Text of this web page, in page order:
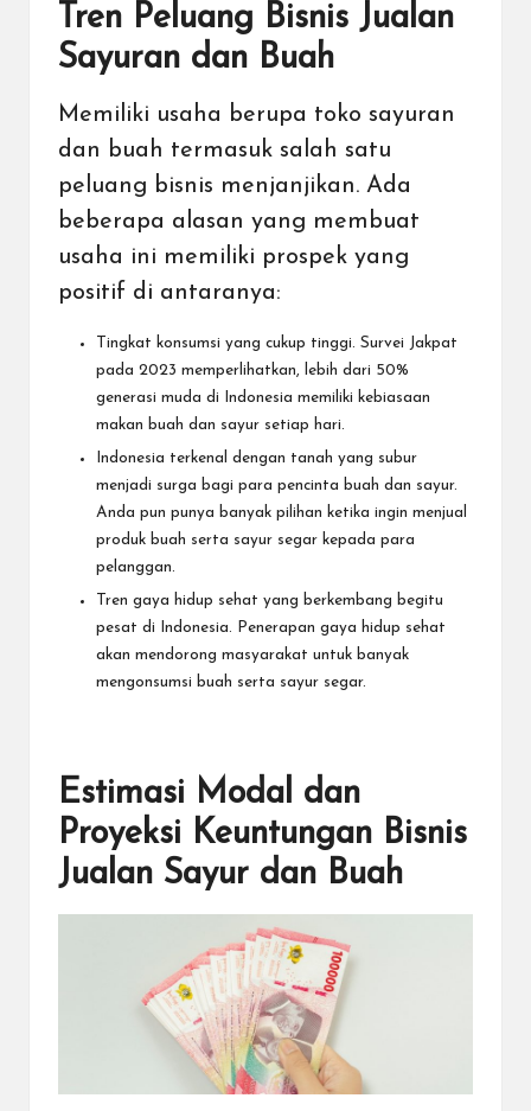
Tren Peluang Bisnis Jualan
Sayuran dan Buah
Memiliki usaha berupa toko sayuran
dan buah termasuk salah satu
peluang bisnis menjanjikan. Ada
beberapa alasan yang membuat
usaha ini memiliki prospek yang
positif di antaranya:
Tingkat konsumsi yang cukup tinggi. Survei Jakpat
pada 2023 memperlihatkan, lebih dari 50%
generasi muda di Indonesia memiliki kebiasaan
makan buah dan sayur setiap hari.
Indonesia terkenal dengan tanah yang subur
menjadi surga bagi para pencinta buah dan sayur.
Anda pun punya banyak pilihan ketika ingin menjual
produk buah serta sayur segar kepada para
pelanggan.
Tren gaya hidup sehat yang berkembang begitu
pesat di Indonesia. Penerapan gaya hidup sehat
akan mendorong masyarakat untuk banyak
mengonsumsi buah serta sayur segar.
Estimasi Modal dan
Proyeksi Keuntungan Bisnis
Jualan Sayur dan Buah